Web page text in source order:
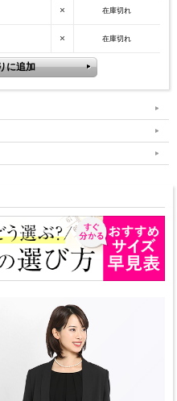
× 在庫切れ
× 在庫切れ